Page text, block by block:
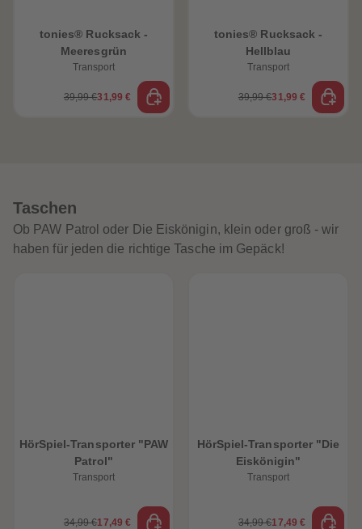
tonies® Rucksack -
Meeresgrün
Transport
39,99 €31,99 €
tonies® Rucksack -
Hellblau
Transport
39,99 €31,99 €
Taschen
Ob PAW Patrol oder Die Eiskönigin, klein oder groß - wir
haben für jeden die richtige Tasche im Gepäck!
HörSpiel-Transporter "PAW
Patrol"
Transport
34,99 €17,49 €
HörSpiel-Transporter "Die
Eiskönigin"
Transport
34,99 €17,49 €